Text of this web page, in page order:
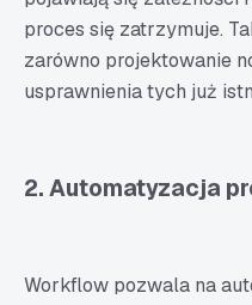
proces się zatrzymuje.
zarówno projektowanie
usprawnienia tych już
2. Automatyzacja
Workflow pozwala na